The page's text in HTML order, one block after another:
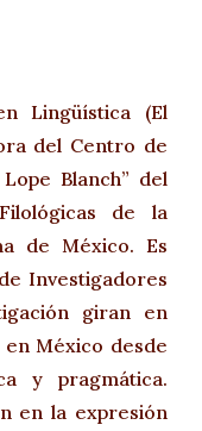
Lingüística (El
del Centro de
Blanch” del
de la
de México. Es
Investigadores
giran en
México desde
y pragmática.
en la expresión